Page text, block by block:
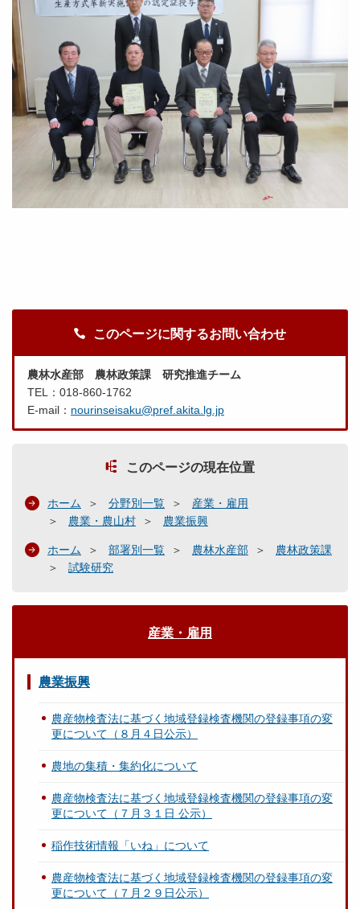
このページに関するお問い合わせ
農林水産部 農林政策課 研究推進チーム
TEL：018-860-1762
E-mail： nourinseisaku@pref.akita.lg.jp
このページの現在位置
ホーム 分野別一覧
産業・雇用
農業・農山村
農業振興
ホーム 部署別一覧 農林水産部
農林政策課
試験研究
産業・雇用
農業振興
農産物検査法に基づく地域登録検査機関の登録事項の変
更について（８月４日公示）
農地の集積・集約化について
農産物検査法に基づく地域登録検査機関の登録事項の変
更について（７月３１日 公示）
稲作技術情報「いね」について
農産物検査法に基づく地域登録検査機関の登録事項の変
更について（７月２９日公示）